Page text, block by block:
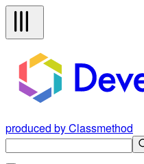
produced by Classmethod